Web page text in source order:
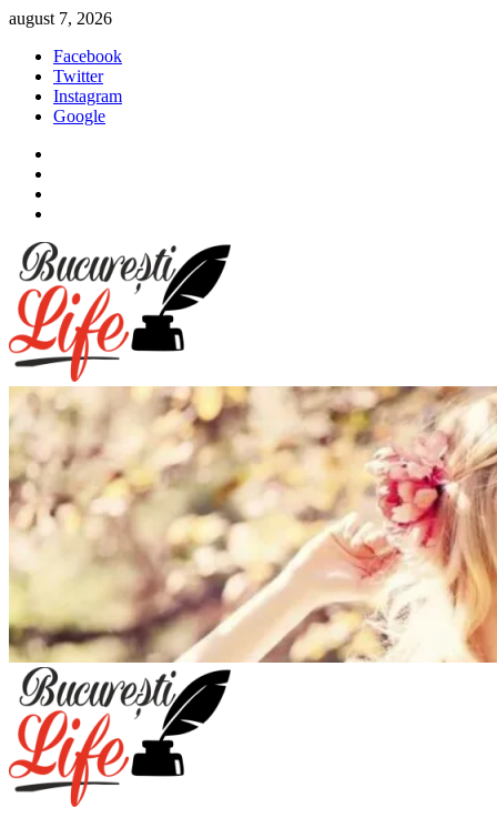
Sari
conținut
august 7, 2026
Facebook
Twitter
Instagram
Google
Meniu
principal